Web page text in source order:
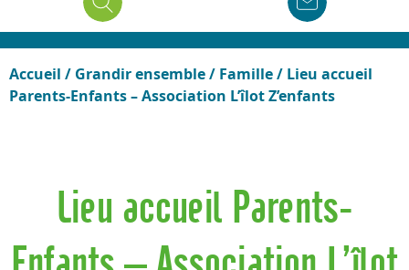
Accueil / Grandir ensemble/ Famille/ Lieu accueil
Parents-Enfants – Association L’îlot Z’enfants
Lieu accueil Parents-